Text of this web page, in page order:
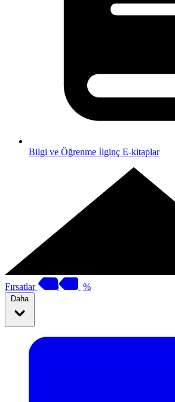
Bilgi ve Öğrenme İlginç E-kitaplar
Fırsatlar %
Daha